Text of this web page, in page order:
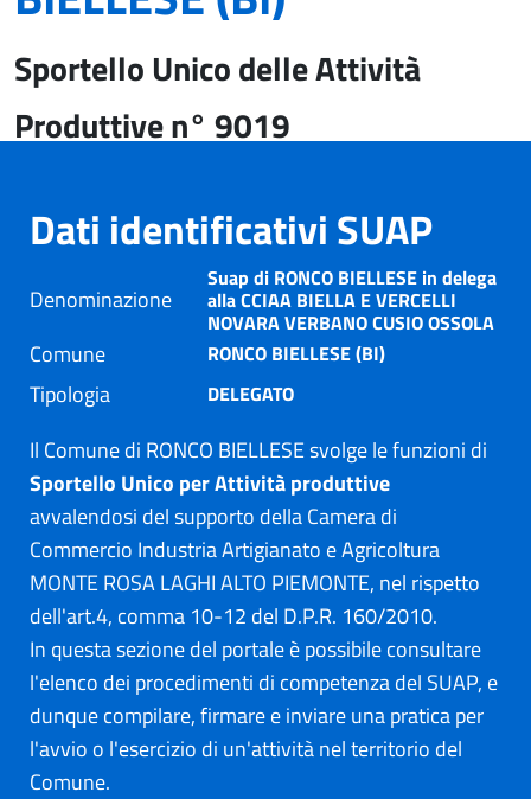
Sportello Unico delle Attività
Produttive n° 9019
Dati identificativi SUAP
Denominazione
Suap di RONCO BIELLESE in delega
alla CCIAA BIELLA E VERCELLI
NOVARA VERBANO CUSIO OSSOLA
Comune RONCO BIELLESE (BI)
Tipologia DELEGATO
Il Comune di RONCO BIELLESE svolge le funzioni di
Sportello Unico per Attività produttive
avvalendosi del supporto della Camera di
Commercio Industria Artigianato e Agricoltura
MONTE ROSA LAGHI ALTO PIEMONTE, nel rispetto
dell'art.4, comma 10-12 del D.P.R. 160/2010.
In questa sezione del portale è possibile consultare
l'elenco dei procedimenti di competenza del SUAP, e
dunque compilare, firmare e inviare una pratica per
l'avvio o l'esercizio di un'attività nel territorio del
Comune.